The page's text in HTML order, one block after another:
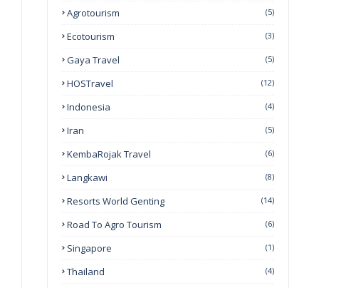
Agrotourism (5)
Ecotourism (3)
Gaya Travel (5)
HOSTravel (12)
Indonesia (4)
Iran (5)
KembaRojak Travel (6)
Langkawi (8)
Resorts World Genting (14)
Road To Agro Tourism (6)
Singapore (1)
Thailand (4)